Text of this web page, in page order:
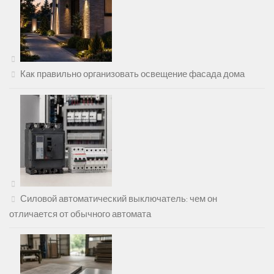
Как правильно организовать освещение фасада дома
Силовой автоматический выключатель: чем он
отличается от обычного автомата